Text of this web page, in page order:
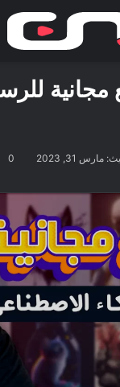
مجانية
31, 2023
0